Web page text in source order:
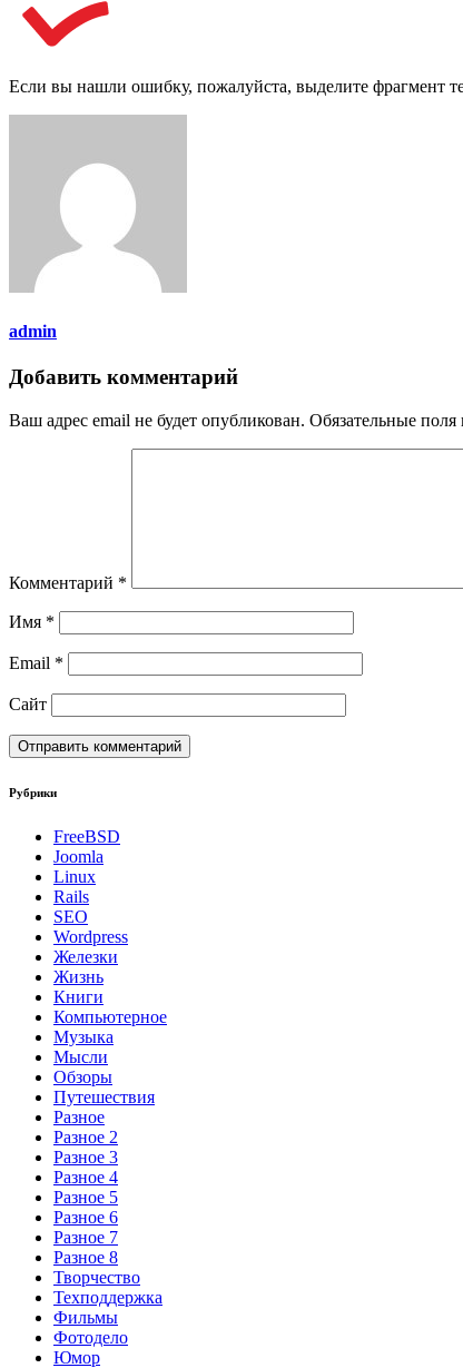
Если вы нашли ошибку, пожалуйста, выделите фрагмент
admin
Добавить комментарий
Ваш адрес email не будет опубликован. Обязательные
Комментарий *
Имя *
Email *
Сайт
Рубрики
FreeBSD
Joomla
Linux
Rails
SEO
Wordpress
Железки
Жизнь
Книги
Компьютерное
Музыка
Мысли
Обзоры
Путешествия
Разное
Разное 2
Разное 3
Разное 4
Разное 5
Разное 6
Разное 7
Разное 8
Творчество
Техподдержка
Фильмы
Фотодело
Юмор